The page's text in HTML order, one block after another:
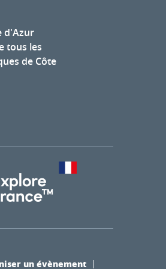
d'Azur
tous les
de Côte
un évènement